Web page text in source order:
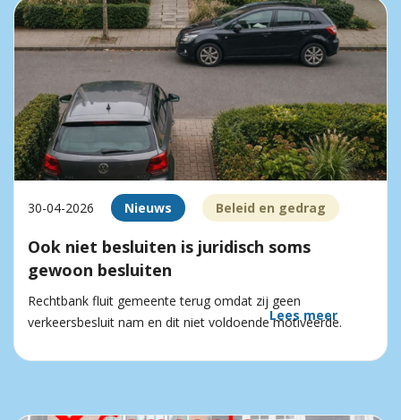
30-04-2026 Nieuws Beleid en gedrag
Ook niet besluiten is juridisch soms
gewoon besluiten
Rechtbank fluit gemeente terug omdat zij geen
verkeersbesluit nam en dit niet voldoende motiveerde.
Lees meer